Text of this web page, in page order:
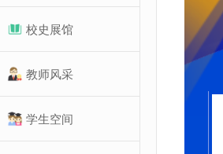
校史展馆
教师风采
学生空间